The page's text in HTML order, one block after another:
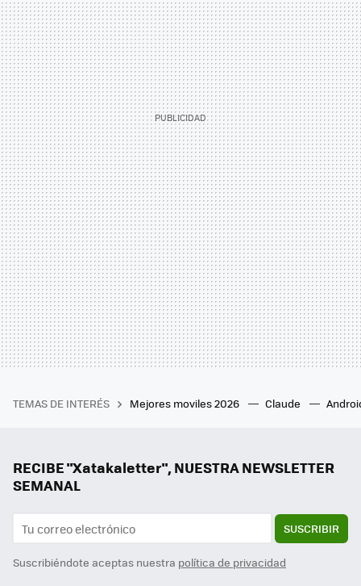
TEMAS DE INTERÉS Mejores moviles 2026 Claude
RECIBE "Xatakaletter", NUESTRA NEWSLETTER
SEMANAL
SUSCRIBIR
Suscribiéndote aceptas nuestra política de privacidad